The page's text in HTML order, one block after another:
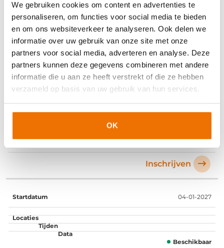
We gebruiken cookies om content en advertenties te
personaliseren, om functies voor social media te bieden
en om ons websiteverkeer te analyseren. Ook delen we
informatie over uw gebruik van onze site met onze
partners voor social media, adverteren en analyse. Deze
partners kunnen deze gegevens combineren met andere
informatie die u aan ze heeft verstrekt of die ze hebben
verzameld op basis van uw gebruik van hun services.
OK
Beschikbaar
Inschrijven
Beschikbaar
Inschrijven
04-01-2027
Beschikbaar